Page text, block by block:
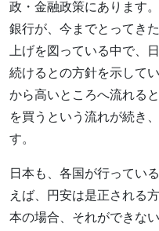
政・金融政策にあります
銀行が、今までとってき
上げを図っている中で、
続けるとの方針を示して
から高いところへ流れる
を買うという流れが続き
す。
日本も、各国が行ってい
えば、円安は是正される
本の場合、それができな